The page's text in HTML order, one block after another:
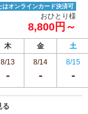
はオンラインカード決済可
おひとり様
8,800円～
木 金
土
8/13 8/14 8/15
る